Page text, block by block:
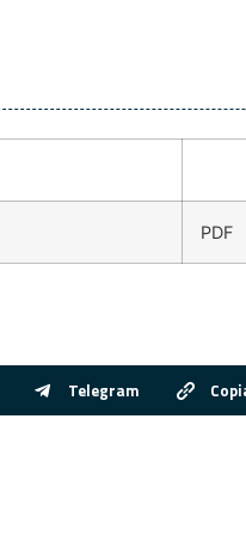
PDF
Telegram